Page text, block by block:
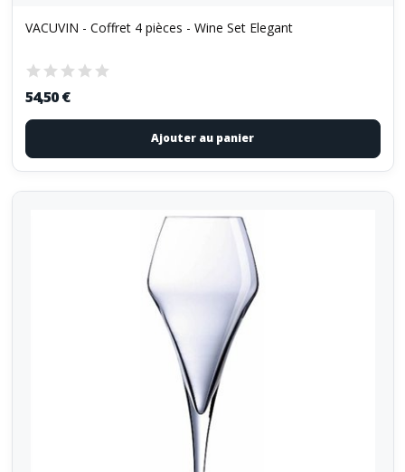
VACUVIN - Coffret 4 pièces - Wine Set Elegant
54,50 €
Ajouter au panier